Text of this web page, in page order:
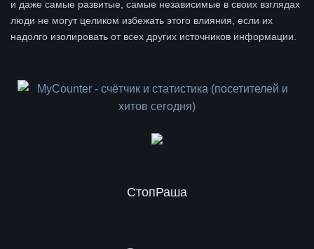
и даже самые развитые, самые независимые в своих взглядах
люди не могут целиком избежать этого влияния, если их
надолго изолировать от всех других источников информации.
СтопРаша